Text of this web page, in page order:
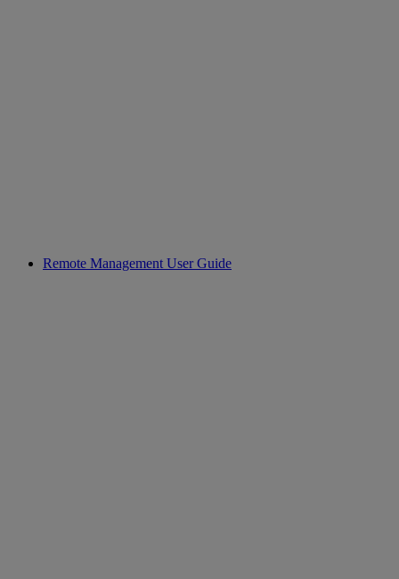
Remote Management User Guide